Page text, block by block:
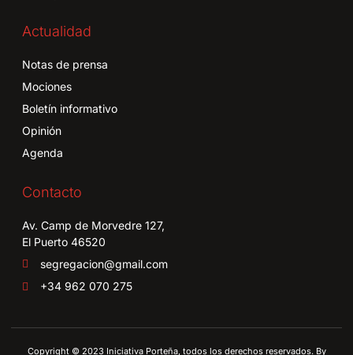
Actualidad
Notas de prensa
Mociones
Boletín informativo
Opinión
Agenda
Contacto
Av. Camp de Morvedre 127,
El Puerto 46520
segregacion@gmail.com
+34 962 070 275
Copyright © 2023 Iniciativa Porteña, todos los derechos reservados. By